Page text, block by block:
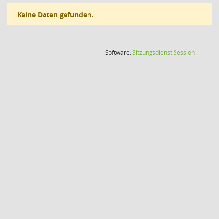
Keine Daten gefunden.
Software:SitzungsdienstSession(Wird in